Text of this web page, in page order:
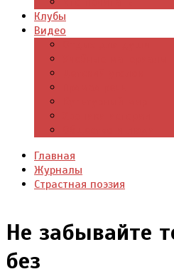
Клубы
Видео
Главная
Журналы
Страстная поэзия
Не забывайте
без